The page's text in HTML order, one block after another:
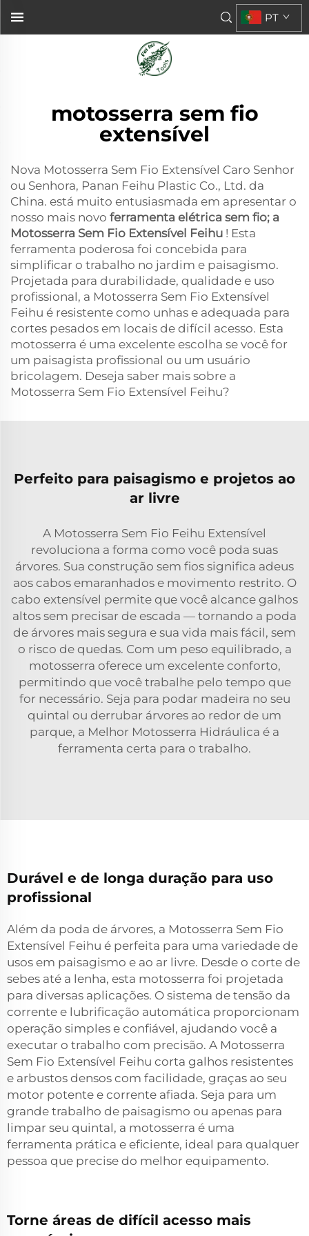
PT
motosserra sem fio
extensível
Nova Motosserra Sem Fio Extensível Caro Senhor
ou Senhora, Panan Feihu Plastic Co., Ltd. da
China. está muito entusiasmada em apresentar o
nosso mais novo ferramenta elétrica sem fio; a
Motosserra Sem Fio Extensível Feihu ! Esta
ferramenta poderosa foi concebida para
simplificar o trabalho no jardim e paisagismo.
Projetada para durabilidade, qualidade e uso
profissional, a Motosserra Sem Fio Extensível
Feihu é resistente como unhas e adequada para
cortes pesados em locais de difícil acesso. Esta
motosserra é uma excelente escolha se você for
um paisagista profissional ou um usuário
bricolagem. Deseja saber mais sobre a
Motosserra Sem Fio Extensível Feihu?
Perfeito para paisagismo e projetos ao
ar livre
A Motosserra Sem Fio Feihu Extensível
revoluciona a forma como você poda suas
árvores. Sua construção sem fios significa adeus
aos cabos emaranhados e movimento restrito. O
cabo extensível permite que você alcance galhos
altos sem precisar de escada — tornando a poda
de árvores mais segura e sua vida mais fácil, sem
o risco de quedas. Com um peso equilibrado, a
motosserra oferece um excelente conforto,
permitindo que você trabalhe pelo tempo que
for necessário. Seja para podar madeira no seu
quintal ou derrubar árvores ao redor de um
parque, a Melhor Motosserra Hidráulica é a
ferramenta certa para o trabalho.
Durável e de longa duração para uso
profissional
Além da poda de árvores, a Motosserra Sem Fio
Extensível Feihu é perfeita para uma variedade de
usos em paisagismo e ao ar livre. Desde o corte de
sebes até a lenha, esta motosserra foi projetada
para diversas aplicações. O sistema de tensão da
corrente e lubrificação automática proporcionam
operação simples e confiável, ajudando você a
executar o trabalho com precisão. A Motosserra
Sem Fio Extensível Feihu corta galhos resistentes
e arbustos densos com facilidade, graças ao seu
motor potente e corrente afiada. Seja para um
grande trabalho de paisagismo ou apenas para
limpar seu quintal, a motosserra é uma
ferramenta prática e eficiente, ideal para qualquer
pessoa que precise do melhor equipamento.
Torne áreas de difícil acesso mais